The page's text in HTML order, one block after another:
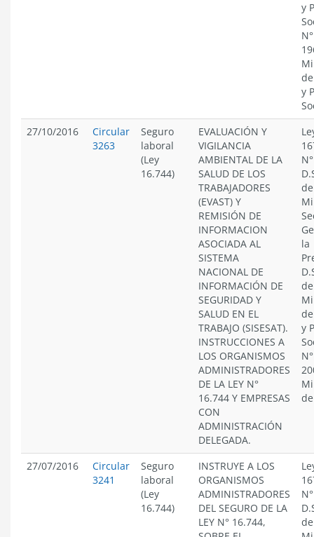
y
y
27/10/2016
Circular
3263
Seguro
laboral
(Ley
16.744)
EVALUACIÓN Y
VIGILANCIA
AMBIENTAL DE LA
SALUD DE LOS
TRABAJADORES
(EVAST) Y
REMISIÓN DE
INFORMACION
ASOCIADA AL
SISTEMA
NACIONAL DE
INFORMACIÓN DE
SEGURIDAD Y
SALUD EN EL
TRABAJO (SISESAT).
INSTRUCCIONES A
LOS ORGANISMOS
ADMINISTRADORES
DE LA LEY N°
16.744 Y EMPRESAS
CON
ADMINISTRACIÓN
DELEGADA.
la
y
27/07/2016
Circular
3241
Seguro
laboral
(Ley
16.744)
INSTRUYE A LOS
ORGANISMOS
ADMINISTRADORES
DEL SEGURO DE LA
LEY N° 16.744,